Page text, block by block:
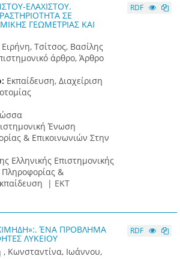
ΕΛΑΧΙΣΤΟΥ.
ΣΕ
ΓΕΩΜΕΤΡΙΑΣ ΚΑΙ
Τσίτσος, Βασίλης
άρθρο, Άρθρο
Εκπαίδευση, Διαχείριση
Ένωση
& Επικοινωνιών Στην
Ελληνικής Επιστημονικής
&
| ΕΚΤ
RDF
ΈΝΑ ΠΡΟΒΛΗΜΑ
ΛΥΚΕΙΟΥ
, Κωνσταντίνα, Ιωάννου,
RDF